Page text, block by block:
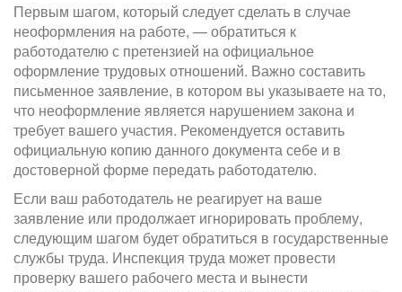
Первым шагом, который следует сделать в случае
неоформления на работе, — обратиться к
работодателю с претензией на официальное
оформление трудовых отношений. Важно составить
письменное заявление, в котором вы указываете на то,
что неоформление является нарушением закона и
требует вашего участия. Рекомендуется оставить
официальную копию данного документа себе и в
достоверной форме передать работодателю.
Если ваш работодатель не реагирует на ваше
заявление или продолжает игнорировать проблему,
следующим шагом будет обратиться в государственные
службы труда. Инспекция труда может провести
проверку вашего рабочего места и вынести